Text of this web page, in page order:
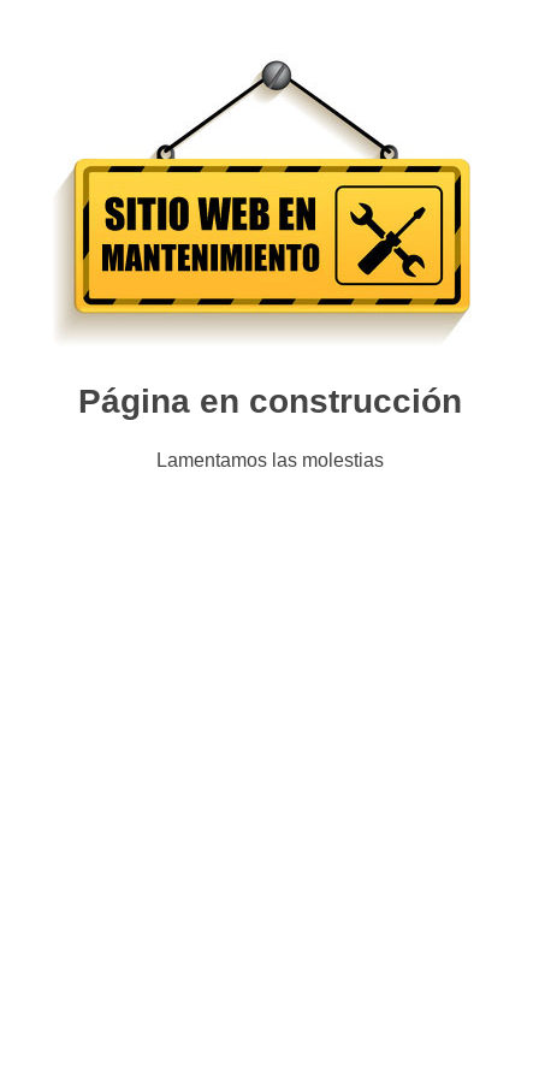
Página en construcción
Lamentamos las molestias